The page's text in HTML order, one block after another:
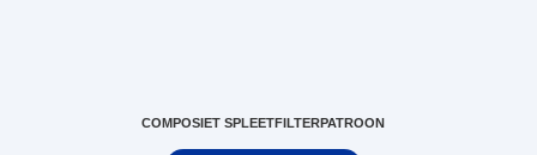
COMPOSIET SPLEETFILTERPATROON